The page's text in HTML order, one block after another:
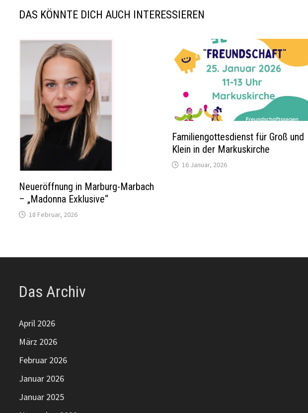
DAS KÖNNTE DICH AUCH INTERESSIEREN
Neueröffnung in Marburg-Marbach
– „Madonna Exklusive“
18 Februar, 2026
Familiengottesdienst für Groß und
Klein in der Markuskirche
16 Januar, 2026
Das Archiv
April 2026
März 2026
Februar 2026
Januar 2026
Januar 2025